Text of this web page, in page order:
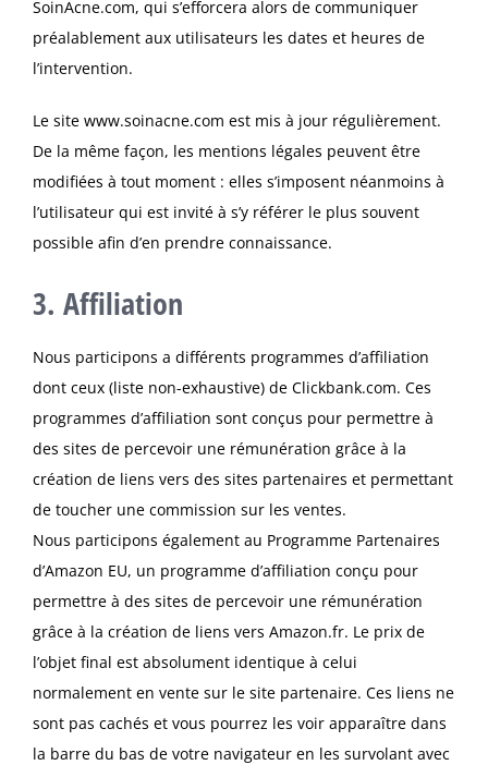
SoinAcne.com, qui s’efforcera alors de communiquer
préalablement aux utilisateurs les dates et heures de
l’intervention.
Le site www.soinacne.com est mis à jour régulièrement.
De la même façon, les mentions légales peuvent être
modifiées à tout moment : elles s’imposent néanmoins à
l’utilisateur qui est invité à s’y référer le plus souvent
possible afin d’en prendre connaissance.
3. Affiliation
Nous participons a différents programmes d’affiliation
dont ceux (liste non-exhaustive) de Clickbank.com. Ces
programmes d’affiliation sont conçus pour permettre à
des sites de percevoir une rémunération grâce à la
création de liens vers des sites partenaires et permettant
de toucher une commission sur les ventes.
Nous participons également au Programme Partenaires
d’Amazon EU, un programme d’affiliation conçu pour
permettre à des sites de percevoir une rémunération
grâce à la création de liens vers Amazon.fr. Le prix de
l’objet final est absolument identique à celui
normalement en vente sur le site partenaire. Ces liens ne
sont pas cachés et vous pourrez les voir apparaître dans
la barre du bas de votre navigateur en les survolant avec